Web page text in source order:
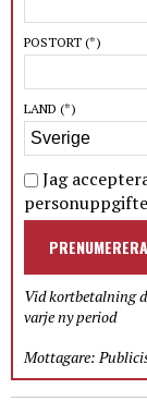
POSTORT (*)
LAND (*)
Jag
PRENUMERERA
Vid kortbetalning
varje ny period
Mottagare: